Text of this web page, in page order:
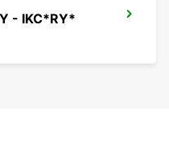
- IKC*RY*